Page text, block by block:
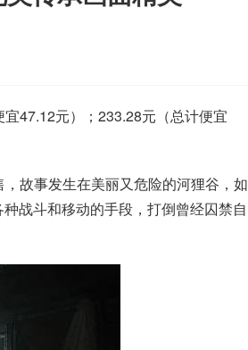
47.12元）；233.28元（总计便宜
故事发生在美丽又危险的河狸谷，如
战斗和移动的手段，打倒曾经囚禁自